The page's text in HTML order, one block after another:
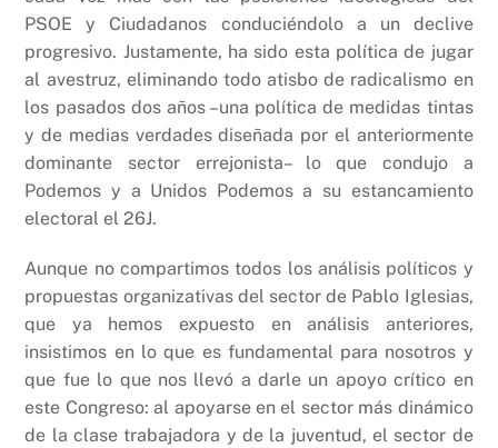
PSOE y Ciudadanos conduciéndolo a un declive
progresivo. Justamente, ha sido esta política de jugar
al avestruz, eliminando todo atisbo de radicalismo en
los pasados dos años –una política de medidas tintas
y de medias verdades diseñada por el anteriormente
dominante sector errejonista– lo que condujo a
Podemos y a Unidos Podemos a su estancamiento
electoral el 26J.
Aunque no compartimos todos los análisis políticos y
propuestas organizativas del sector de Pablo Iglesias,
que ya hemos expuesto en análisis anteriores,
insistimos en lo que es fundamental para nosotros y
que fue lo que nos llevó a darle un apoyo crítico en
este Congreso: al apoyarse en el sector más dinámico
de la clase trabajadora y de la juventud, el sector de